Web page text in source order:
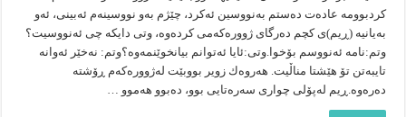
كردبوومە عادەت دەستم بەنووسین ئەكرد، چێژم بەو نووسینەم ئەبینی، ئەو
بەیانیە (ڕیم)ی كچم دەرگای ژوورەكەمی كردەوە، وتی دایكە چی ئەنووسیت؟
وتم:نامە ئەنووسم بۆخوا.وتی:ئایا ئەتوانم بیانخوێنمەوە؟وتم: نەخێر ئەوانە
تایبەتن تۆ هێشتا مناڵیت. هەروەك زویر بووبێت لەژوورەكەم ڕۆشتە
دەرەوە.ڕیم لەپۆلی چواری سەرەتایی بوو، دەبوو هەموو …